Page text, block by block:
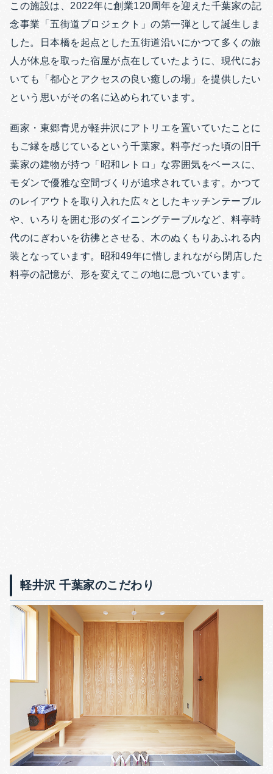
この施設は、2022年に創業120周年を迎えた千葉家の記
念事業「五街道プロジェクト」の第一弾として誕生しま
した。日本橋を起点とした五街道沿いにかつて多くの旅
人が休息を取った宿屋が点在していたように、現代にお
いても「都心とアクセスの良い癒しの場」を提供したい
という思いがその名に込められています。
画家・東郷青児が軽井沢にアトリエを置いていたことに
もご縁を感じているという千葉家。料亭だった頃の旧千
葉家の建物が持つ「昭和レトロ」な雰囲気をベースに、
モダンで優雅な空間づくりが追求されています。かつて
のレイアウトを取り入れた広々としたキッチンテーブル
や、いろりを囲む形のダイニングテーブルなど、料亭時
代のにぎわいを彷彿とさせる、木のぬくもりあふれる内
装となっています。昭和49年に惜しまれながら閉店した
料亭の記憶が、形を変えてこの地に息づいています。
軽井沢 千葉家のこだわり